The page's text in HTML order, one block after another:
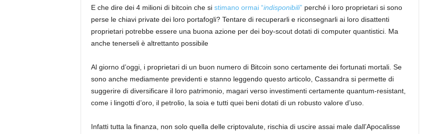
E che dire dei 4 milioni di bitcoin che si stimano ormai “indisponibili”perché i loro proprietari si sono
perse le chiavi private dei loro portafogli? Tentare di recuperarli e riconsegnarli ai loro disattenti
proprietari potrebbe essere una buona azione per dei boy-scout dotati di computer quantistici. Ma
anche tenerseli è altrettanto possibile
Al giorno d’oggi, i proprietari di un buon numero di Bitcoin sono certamente dei fortunati mortali. Se
sono anche mediamente previdenti e stanno leggendo questo articolo, Cassandra si permette di
suggerire di diversificare il loro patrimonio, magari verso investimenti certamente quantum-resistant,
come i lingotti d’oro, il petrolio, la soia e tutti quei beni dotati di un robusto valore d’uso.
Infatti tutta la finanza, non solo quella delle criptovalute, rischia di uscire assai male dall’Apocalisse